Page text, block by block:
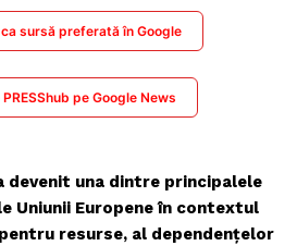
sursă preferată în Google
pe Google News
devenit una dintre principalele
Uniunii Europene în contextul
resurse, al dependențelor